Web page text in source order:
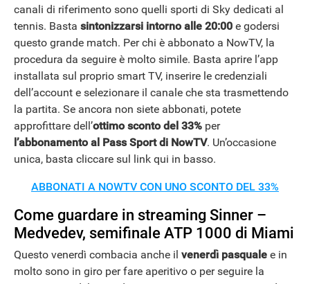
canali di riferimento sono quelli sporti di Sky dedicati al
tennis. Basta sintonizzarsi intorno alle 20:00 e godersi
questo grande match. Per chi è abbonato a NowTV, la
procedura da seguire è molto simile. Basta aprire l’app
installata sul proprio smart TV, inserire le credenziali
dell’account e selezionare il canale che sta trasmettendo
la partita. Se ancora non siete abbonati, potete
approfittare dell’ottimo sconto del 33% per
l’abbonamento al Pass Sport di NowTV. Un’occasione
unica, basta cliccare sul link qui in basso.
ABBONATI A NOWTV CON UNO SCONTO DEL 33%
Come guardare in streaming Sinner –
Medvedev, semifinale ATP 1000 di Miami
Questo venerdì combacia anche il venerdì pasquale e in
molto sono in giro per fare aperitivo o per seguire la